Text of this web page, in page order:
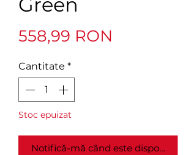
Green
558,99 RON
Cantitate *
Stoc epuizat
Notifică-mă când este disponibil